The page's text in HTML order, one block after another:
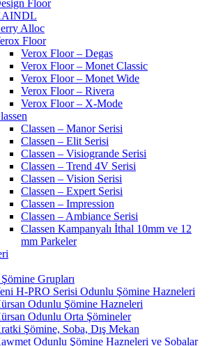
Floor
Alloc
Floor
Verox Floor – Degas
Verox Floor – Monet Classic
Verox Floor – Monet Wide
Verox Floor – Rivera
Verox Floor – X-Mode
Classen – Manor Serisi
Classen – Elit Serisi
Classen – Visiogrande Serisi
Classen – Trend 4V Serisi
Classen – Vision Serisi
Classen – Expert Serisi
Classen – Impression
Classen – Ambiance Serisi
Classen Kampanyalı İthal 10mm ve 12
mm Parkeler
Grupları
H-PRO Serisi Odunlu Şömine Hazneleri
Odunlu Şömine Hazneleri
Odunlu Orta Şömineler
Şömine, Soba, Dış Mekan
Odunlu Şömine Hazneleri ve Sobalar